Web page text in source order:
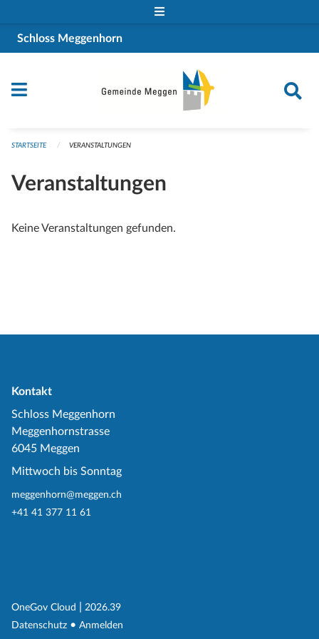
Schloss Meggenhorn
STARTSEITE VERANSTALTUNGEN
Veranstaltungen
Keine Veranstaltungen gefunden.
Kontakt
Schloss Meggenhorn
Meggenhornstrasse
6045 Meggen
Mittwoch bis Sonntag
meggenhorn@meggen.ch
+41 41 377 11 61
OneGov Cloud (External Link)
2026.39
Datenschutz (External Link)
Anmelden